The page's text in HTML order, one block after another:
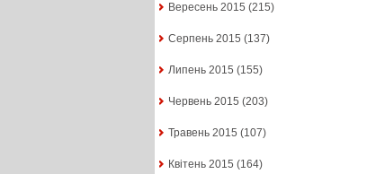
Вересень 2015 (215)
Серпень 2015 (137)
Липень 2015 (155)
Червень 2015 (203)
Травень 2015 (107)
Квітень 2015 (164)